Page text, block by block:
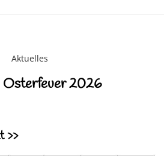
Aktuelles
Osterfeuer 2026
>>